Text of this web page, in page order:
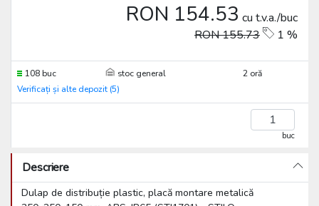
RON 154.53 cu t.v.a./buc
RON 155.73
1 %
108 buc stoc general
2 oră
Verificați și alte depozit (5)
buc
Descriere
Dulap de distribuție plastic, placă montare metalică